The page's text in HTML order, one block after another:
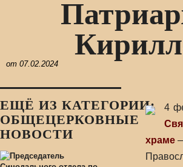
от 07.02.2024
ЕЩЁ ИЗ КАТЕГОРИИ:
ОБЩЕЦЕРКОВНЫЕ
НОВОСТИ
4
храме